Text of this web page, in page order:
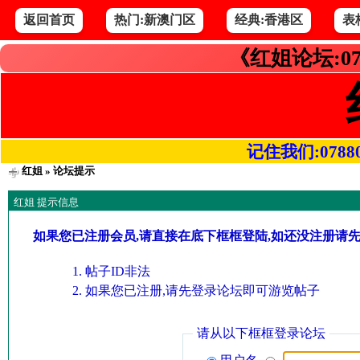
返回首页 热门:新澳门区 经典:香港区 表
《红姐论坛
记住我们
红姐» 论坛提示
红姐 提示信息
如果您已注册会员,请直接在底下框框登陆,如还没注册请
帖子ID非法
如果您已注册,请先登录论坛即可游览帖子
请从以下框框登录论坛